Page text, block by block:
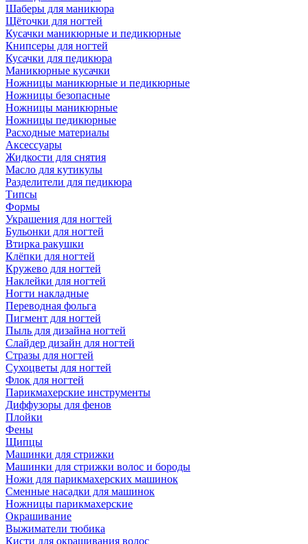
Шаберы для маникюра
Щёточки для ногтей
Кусачки маникюрные и педикюрные
Книпсеры для ногтей
Кусачки для педикюра
Маникюрные кусачки
Ножницы маникюрные и педикюрные
Ножницы безопасные
Ножницы маникюрные
Ножницы педикюрные
Расходные материалы
Аксессуары
Жидкости для снятия
Масло для кутикулы
Разделители для педикюра
Типсы
Формы
Украшения для ногтей
Бульонки для ногтей
Втирка ракушки
Клёпки для ногтей
Кружево для ногтей
Наклейки для ногтей
Ногти накладные
Переводная фольга
Пигмент для ногтей
Пыль для дизайна ногтей
Слайдер дизайн для ногтей
Стразы для ногтей
Сухоцветы для ногтей
Флок для ногтей
Парикмахерские инструменты
Диффузоры для фенов
Плойки
Фены
Щипцы
Машинки для стрижки
Машинки для стрижки волос и бороды
Ножи для парикмахерских машинок
Сменные насадки для машинок
Ножницы парикмахерские
Окрашивание
Выжиматели тюбика
Кисти для окрашивания волос